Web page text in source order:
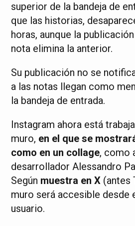
superior de la bandeja de
que las historias,
horas, aunque la
nota elimina la anterior.
Su publicación no se
a las notas llegan como
la bandeja de entrada.
Instagram ahora está
muro, en el que se
como en un collage, como
desarrollador Alessandro
Según muestra en X (antes
muro será accesible desde
usuario.